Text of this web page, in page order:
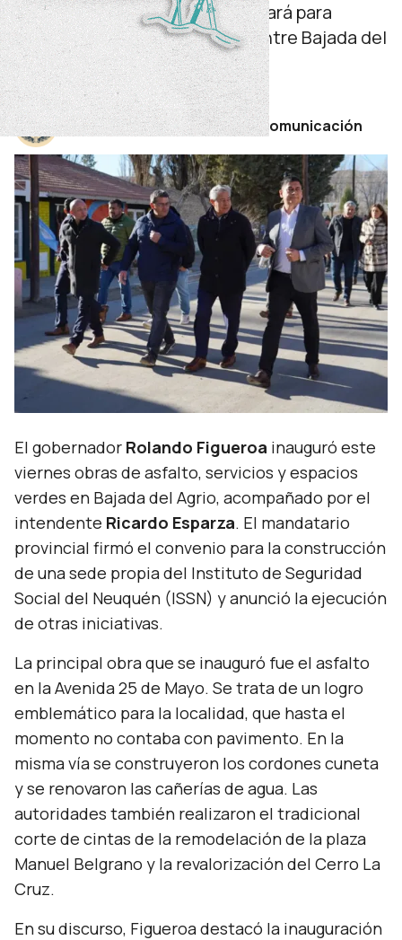
También informó que se trabajará para
ejecutar el asfalto de la ruta entre Bajada del
Agrio y Covunco.
viernes 26 de junio de 2026
Por Secretaría de Prensa y Comunicación
El gobernador Rolando Figueroa inauguró este
viernes obras de asfalto, servicios y espacios
verdes en Bajada del Agrio, acompañado por el
intendente Ricardo Esparza. El mandatario
provincial firmó el convenio para la construcción
de una sede propia del Instituto de Seguridad
Social del Neuquén (ISSN) y anunció la ejecución
de otras iniciativas.
La principal obra que se inauguró fue el asfalto
en la Avenida 25 de Mayo. Se trata de un logro
emblemático para la localidad, que hasta el
momento no contaba con pavimento. En la
misma vía se construyeron los cordones cuneta
y se renovaron las cañerías de agua. Las
autoridades también realizaron el tradicional
corte de cintas de la remodelación de la plaza
Manuel Belgrano y la revalorización del Cerro La
Cruz.
En su discurso, Figueroa destacó la inauguración